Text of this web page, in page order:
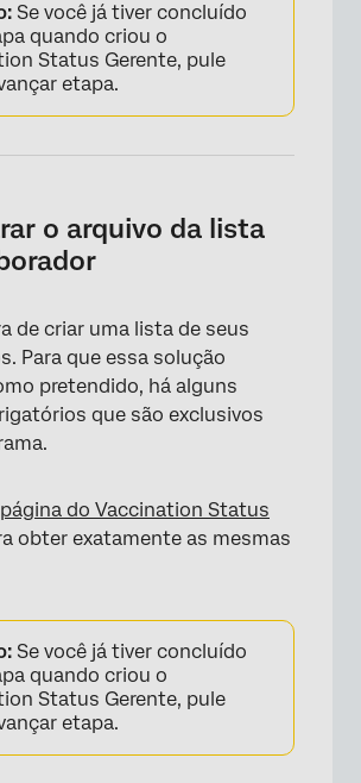
Se você já tiver concluído
quando criou o
Status Gerente, pule
etapa.
o arquivo da lista
de criar uma lista de seus
Para que essa solução
pretendido, há alguns
que são exclusivos
página do Vaccination Status
obter exatamente as mesmas
Se você já tiver concluído
quando criou o
Status Gerente, pule
etapa.